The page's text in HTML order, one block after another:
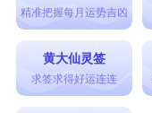
精准把握每月运势吉凶
黄大仙灵签
求签求得好运连连